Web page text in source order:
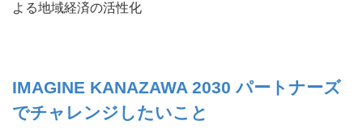
よる地域経済の活性化
IMAGINE KANAZAWA 2030 パートナーズ
でチャレンジしたいこと